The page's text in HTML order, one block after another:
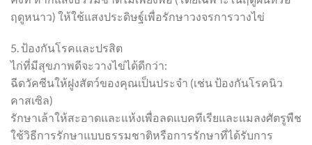
ฤดูหนาว) ให้ใช้แสงประดิษฐ์เพื่อรักษาวงจรการวางไข่
5. ป้องกันโรคและปรสิต
ไก่ที่มีสุขภาพดีจะวางไข่ได้ดีกว่า:
ฉีดวัคซีนให้ฝูงสัตว์ของคุณเป็นประจำ (เช่น ป้องกันโรคนิว
คาสเซิล)
รักษาเล้าให้สะอาดและแห้งเพื่อลดแบคทีเรียและแมลงศัตรูพืช
ใช้วิธีการรักษาแบบธรรมชาติหรือการรักษาที่ได้รับการ